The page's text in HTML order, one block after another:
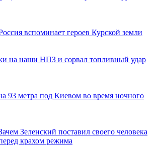
вспоминает героев Курской земли
на наши НПЗ и сорвал топливный удар
93 метра под Киевом во время ночного
Зеленский поставил своего человека
крахом режима